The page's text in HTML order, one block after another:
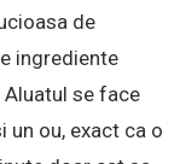
de
ingrediente
se face
un ou, exact ca o